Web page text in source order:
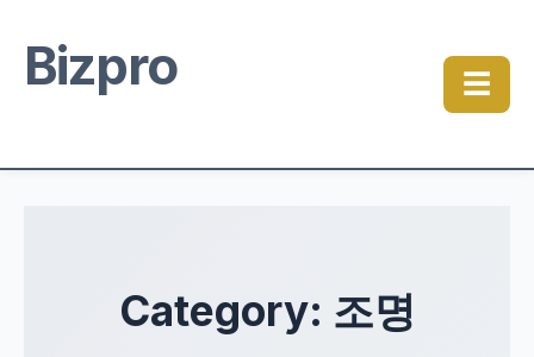
Bizpro ☰
Category: 조명